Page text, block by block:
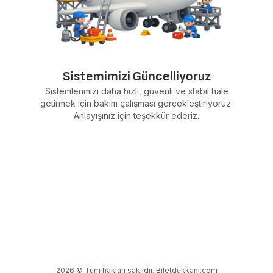
Sistemimizi Güncelliyoruz
Sistemlerimizi daha hızlı, güvenli ve stabil hale
getirmek için bakım çalışması gerçekleştiriyoruz.
Anlayışınız için teşekkür ederiz.
2026 © Tüm hakları saklıdır. Biletdukkani.com